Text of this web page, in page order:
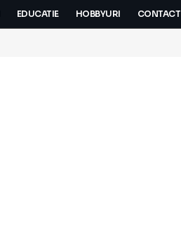
EDUCATIE HOBBYURI CONTACT